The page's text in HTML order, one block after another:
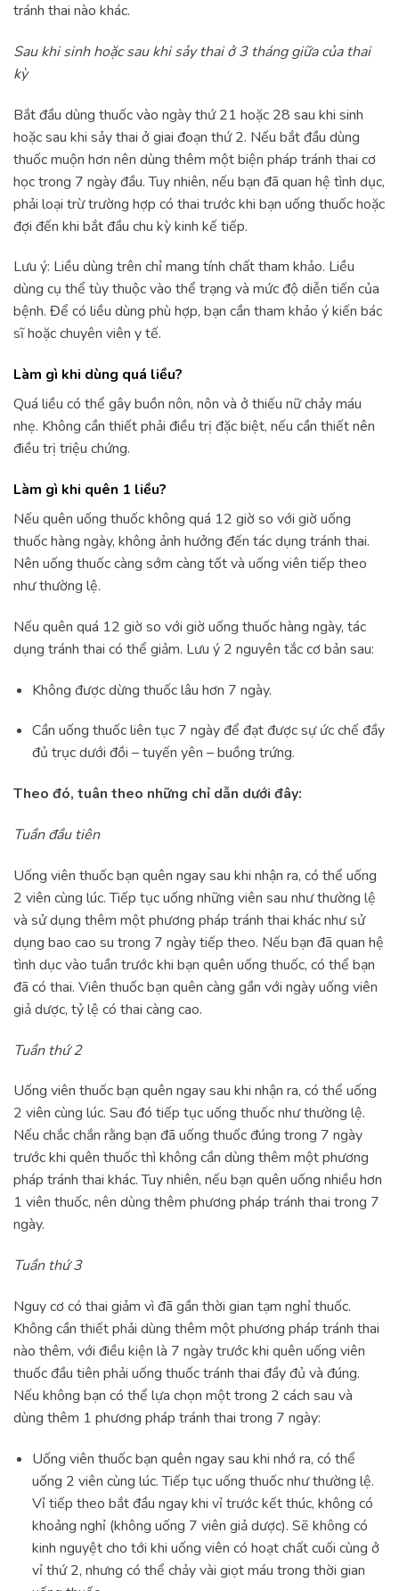
tránh thai nào khác.
Sau khi sinh hoặc sau khi sảy thai ở 3 tháng giữa của thai
kỳ
Bắt đầu dùng thuốc vào ngày thứ 21 hoặc 28 sau khi sinh
hoặc sau khi sảy thai ở giai đoạn thứ 2. Nếu bắt đầu dùng
thuốc muộn hơn nên dùng thêm một biện pháp tránh thai cơ
học trong 7 ngày đầu. Tuy nhiên, nếu bạn đã quan hệ tình dục,
phải loại trừ trường hợp có thai trước khi bạn uống thuốc hoặc
đợi đến khi bắt đầu chu kỳ kinh kế tiếp.
Lưu ý: Liều dùng trên chỉ mang tính chất tham khảo. Liều
dùng cụ thể tùy thuộc vào thể trạng và mức độ diễn tiến của
bệnh. Để có liều dùng phù hợp, bạn cần tham khảo ý kiến bác
sĩ hoặc chuyên viên y tế.
Làm gì khi dùng quá liều?
Quá liều có thể gây buồn nôn, nôn và ở thiếu nữ chảy máu
nhẹ. Không cần thiết phải điều trị đặc biệt, nếu cần thiết nên
điều trị triệu chứng.
Làm gì khi quên 1 liều?
Nếu quên uống thuốc không quá 12 giờ so với giờ uống
thuốc hàng ngày, không ảnh hưởng đến tác dụng tránh thai.
Nên uống thuốc càng sớm càng tốt và uống viên tiếp theo
như thường lệ.
Nếu quên quá 12 giờ so với giờ uống thuốc hàng ngày, tác
dụng tránh thai có thể giảm. Lưu ý 2 nguyên tắc cơ bản sau:
Không được dừng thuốc lâu hơn 7 ngày.
Cần uống thuốc liên tục 7 ngày để đạt được sự ức chế đầy
đủ trục dưới đồi – tuyến yên – buồng trứng.
Theo đó, tuân theo những chỉ dẫn dưới đây:
Tuần đầu tiên
Uống viên thuốc bạn quên ngay sau khi nhận ra, có thể uống
2 viên cùng lúc. Tiếp tục uống những viên sau như thường lệ
và sử dụng thêm một phương pháp tránh thai khác như sử
dụng bao cao su trong 7 ngày tiếp theo. Nếu bạn đã quan hệ
tình dục vào tuần trước khi bạn quên uống thuốc, có thể bạn
đã có thai. Viên thuốc bạn quên càng gần với ngày uống viên
giả dược, tỷ lệ có thai càng cao.
Tuần thứ 2
Uống viên thuốc bạn quên ngay sau khi nhận ra, có thể uống
2 viên cùng lúc. Sau đó tiếp tục uống thuốc như thường lệ.
Nếu chắc chắn rằng bạn đã uống thuốc đúng trong 7 ngày
trước khi quên thuốc thì không cần dùng thêm một phương
pháp tránh thai khác. Tuy nhiên, nếu bạn quên uống nhiều hơn
1 viên thuốc, nên dùng thêm phương pháp tránh thai trong 7
ngày.
Tuần thứ 3
Nguy cơ có thai giảm vì đã gần thời gian tạm nghỉ thuốc.
Không cần thiết phải dùng thêm một phương pháp tránh thai
nào thêm, với điều kiện là 7 ngày trước khi quên uống viên
thuốc đầu tiên phải uống thuốc tránh thai đầy đủ và đúng.
Nếu không bạn có thể lựa chọn một trong 2 cách sau và
dùng thêm 1 phương pháp tránh thai trong 7 ngày:
Uống viên thuốc bạn quên ngay sau khi nhớ ra, có thể
uống 2 viên cùng lúc. Tiếp tục uống thuốc như thường lệ.
Vỉ tiếp theo bắt đầu ngay khi vỉ trước kết thúc, không có
khoảng nghỉ (không uống 7 viên giả dược). Sẽ không có
kinh nguyệt cho tới khi uống viên có hoạt chất cuối cùng ở
vỉ thứ 2, nhưng có thể chảy vài giọt máu trong thời gian